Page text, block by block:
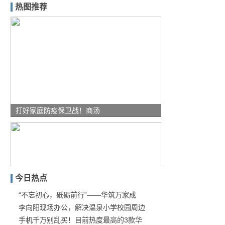
热图推荐
打好家庭防疫保卫战！商汤
翻身之作？DS旗舰轿车“
今日热点
“不忘初心，砥砺前行”——华筑万家成
李向阳现场办公，解决温泉小学校园周边
手机千万别乱买！目前热度最高的3款华